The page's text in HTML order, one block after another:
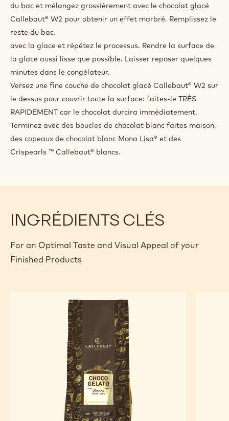
du bac et mélangez grossièrement avec le chocolat glacé
Callebaut® W2 pour obtenir un effet marbré. Remplissez le
reste du bac.
avec la glace et répétez le processus. Rendre la surface de
la glace aussi lisse que possible. Laisser reposer quelques
minutes dans le congélateur.
Versez une fine couche de chocolat glacé Callebaut® W2 sur
le dessus pour couvrir toute la surface: faites-le TRÈS
RAPIDEMENT car le chocolat durcira immédiatement.
Terminez avec des boucles de chocolat blanc faites maison,
des copeaux de chocolat blanc Mona Lisa® et des
Crispearls ™ Callebaut® blancs.
INGRÉDIENTS CLÉS
For an Optimal Taste and Visual Appeal of your
Finished Products